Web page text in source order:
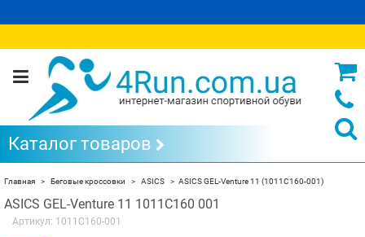
Каталог товаров
Главная Беговые кроссовки ASICS ASICS GEL-Venture 11 (1011C160-001)
ASICS GEL-Venture 11 1011C160 001
Артикул: 1011C160-001